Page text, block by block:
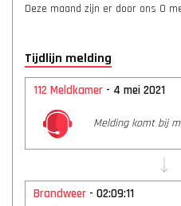
Deze maand zijn er door ons 0
Tijdlijn melding
112 Meldkamer - 4 mei 2021
Melding komt bij
Brandweer - 02:09:11